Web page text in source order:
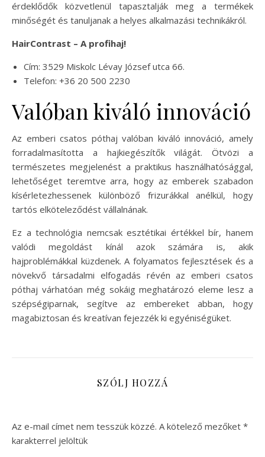
érdeklődők közvetlenül tapasztalják meg a termékek
minőségét és tanuljanak a helyes alkalmazási technikákról.
HairContrast – A profihaj!
Cím: 3529 Miskolc Lévay József utca 66.
Telefon: +36 20 500 2230
Valóban kiváló innováció
Az emberi csatos póthaj valóban kiváló innováció, amely
forradalmasította a hajkiegészítők világát. Ötvözi a
természetes megjelenést a praktikus használhatósággal,
lehetőséget teremtve arra, hogy az emberek szabadon
kísérletezhessenek különböző frizurákkal anélkül, hogy
tartós elköteleződést vállalnának.
Ez a technológia nemcsak esztétikai értékkel bír, hanem
valódi megoldást kínál azok számára is, akik
hajproblémákkal küzdenek. A folyamatos fejlesztések és a
növekvő társadalmi elfogadás révén az emberi csatos
póthaj várhatóan még sokáig meghatározó eleme lesz a
szépségiparnak, segítve az embereket abban, hogy
magabiztosan és kreatívan fejezzék ki egyéniségüket.
SZÓLJ HOZZÁ
Az e-mail címet nem tesszük közzé. A kötelező mezőket *
karakterrel jelöltük